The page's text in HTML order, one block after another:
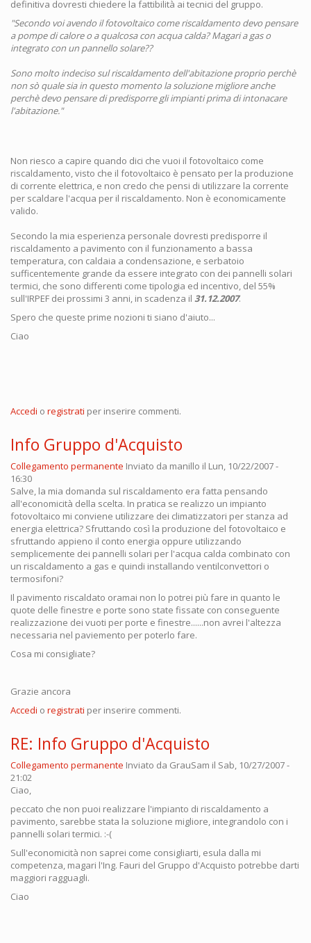
definitiva dovresti chiedere la fattibilità ai tecnici del gruppo.
"Secondo voi avendo il fotovoltaico come riscaldamento devo pensare
a pompe di calore o a qualcosa con acqua calda? Magari a gas o
integrato con un pannello solare??
Sono molto indeciso sul riscaldamento dell'abitazione proprio perchè
non sò quale sia in questo momento la soluzione migliore anche
perchè devo pensare di predisporre gli impianti prima di intonacare
l'abitazione."
Non riesco a capire quando dici che vuoi il fotovoltaico come
riscaldamento, visto che il fotovoltaico è pensato per la produzione
di corrente elettrica, e non credo che pensi di utilizzare la corrente
per scaldare l'acqua per il riscaldamento. Non è economicamente
valido.
Secondo la mia esperienza personale dovresti predisporre il
riscaldamento a pavimento con il funzionamento a bassa
temperatura, con caldaia a condensazione, e serbatoio
sufficentemente grande da essere integrato con dei pannelli solari
termici, che sono differenti come tipologia ed incentivo, del 55%
sull'IRPEF dei prossimi 3 anni, in scadenza il 31.12.2007.
Spero che queste prime nozioni ti siano d'aiuto...
Ciao
Accedi o registrati per inserire commenti.
Info Gruppo d'Acquisto
Collegamento permanente Inviato da manillo il Lun, 10/22/2007 -
16:30
Salve, la mia domanda sul riscaldamento era fatta pensando
all'economicità della scelta. In pratica se realizzo un impianto
fotovoltaico mi conviene utilizzare dei climatizzatori per stanza ad
energia elettrica? Sfruttando così la produzione del fotovoltaico e
sfruttando appieno il conto energia oppure utilizzando
semplicemente dei pannelli solari per l'acqua calda combinato con
un riscaldamento a gas e quindi installando ventilconvettori o
termosifoni?
Il pavimento riscaldato oramai non lo potrei più fare in quanto le
quote delle finestre e porte sono state fissate con conseguente
realizzazione dei vuoti per porte e finestre......non avrei l'altezza
necessaria nel paviemento per poterlo fare.
Cosa mi consigliate?
Grazie ancora
Accedi o registrati per inserire commenti.
RE: Info Gruppo d'Acquisto
Collegamento permanente Inviato da GrauSam il Sab, 10/27/2007 -
21:02
Ciao,
peccato che non puoi realizzare l'impianto di riscaldamento a
pavimento, sarebbe stata la soluzione migliore, integrandolo con i
pannelli solari termici. :-(
Sull'economicità non saprei come consigliarti, esula dalla mi
competenza, magari l'Ing. Fauri del Gruppo d'Acquisto potrebbe darti
maggiori ragguagli.
Ciao